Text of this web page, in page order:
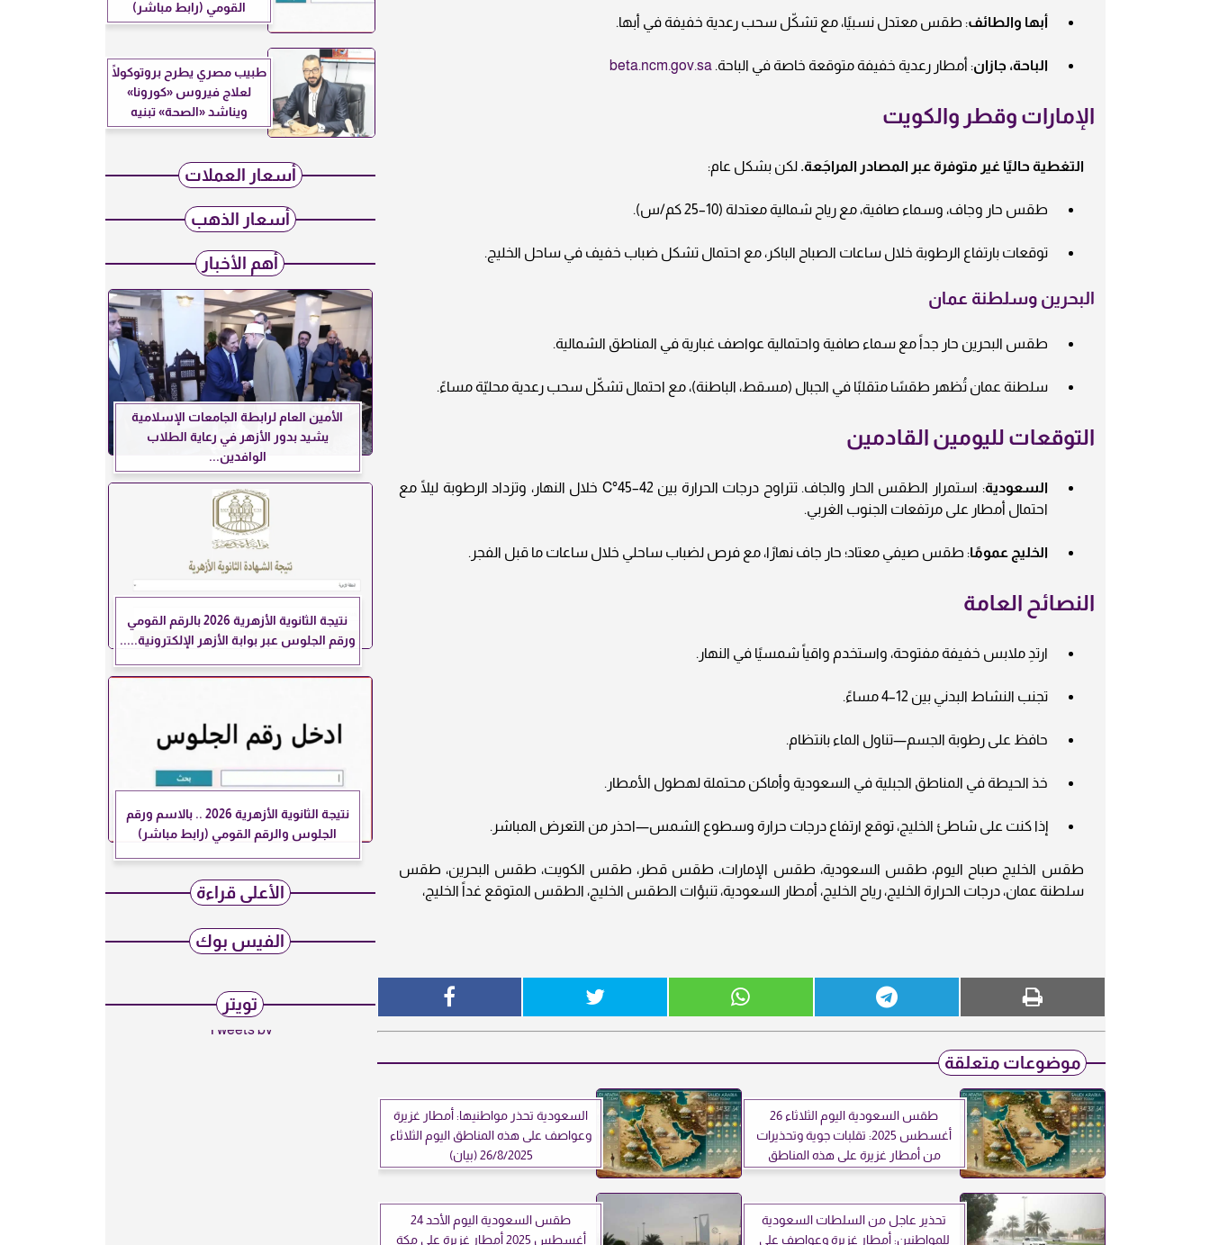
أبها والطائف: طقس معتدل نسبيًا، مع تشكّل سحب رعدية خفيفة في أبها.
الباحة، جازان: أمطار رعدية خفيفة متوقعة خاصة في الباحة.beta.ncm.gov.sa
الإمارات وقطر والكويت
التغطية حاليًا غير متوفرة عبر المصادر المراجَعة. لكن بشكل عام:
طقس حار وجاف، وسماء صافية، مع رياح شمالية معتدلة (10–25 كم/س).
توقعات بارتفاع الرطوبة خلال ساعات الصباح الباكر، مع احتمال تشكل ضباب خفيف في ساحل الخليج.
البحرين وسلطنة عمان
طقس البحرين حار جداً مع سماء صافية واحتمالية عواصف غبارية في المناطق الشمالية.
سلطنة عمان تُظهر طقسًا متقلبًا في الجبال (مسقط، الباطنة)، مع احتمال تشكّل سحب رعدية محليّة مساءً.
التوقعات لليومين القادمين
السعودية
: استمرار الطقس الحار والجاف. تتراوح درجات الحرارة بين 42–45°C خلال النهار، وتزداد الرطوبة ليلًا مع
احتمال أمطار على مرتفعات الجنوب الغربي.
الخليج عمومًا: طقس صيفي معتاد؛ حار جاف نهارًا، مع فرص لضباب ساحلي خلال ساعات ما قبل الفجر.
النصائح العامة
ارتدِ ملابس خفيفة مفتوحة، واستخدم واقياً شمسيًا في النهار.
تجنب النشاط البدني بين 12–4 مساءً.
حافظ على رطوبة الجسم—تناول الماء بانتظام.
خذ الحيطة في المناطق الجبلية في السعودية وأماكن محتملة لهطول الأمطار.
إذا كنت على شاطئ الخليج، توقع ارتفاع درجات حرارة وسطوع الشمس—احذر من التعرض المباشر.
طقس الخليج صباح اليوم، طقس السعودية، طقس الإمارات، طقس قطر، طقس الكويت، طقس البحرين، طقس
سلطنة عمان، درجات الحرارة الخليج، رياح الخليج، أمطار السعودية، تنبؤات الطقس الخليج، الطقس المتوقع غداً الخليج،
موضوعات متعلقة
طقس السعودية اليوم الثلاثاء 26
أغسطس 2025: تقلبات جوية وتحذيرات
من أمطار غزيرة على هذه المناطق
السعودية تحذر مواطنيها: أمطار غزيرة
وعواصف على هذه المناطق اليوم الثلاثاء
26/8/2025 (بيان)
تحذير عاجل من السلطات السعودية
للمواطنين: أمطار غزيرة وعواصف على
طقس السعودية اليوم الأحد 24
أغسطس 2025 أمطار غزيرة على مكة
القومي (رابط مباشر)
طبيب مصري يطرح بروتوكولًا
لعلاج فيروس «كورونا»
ويناشد «الصحة» تبنيه
أسعار العملات
أسعار الذهب
أهم الأخبار
الأمين العام لرابطة الجامعات الإسلامية
يشيد بدور الأزهر في رعاية الطلاب
الوافدين...
نتيجة الثانوية الأزهرية 2026 بالرقم القومي
ورقم الجلوس عبر بوابة الأزهر الإلكترونية.....
نتيجة الثانوية الأزهرية 2026 .. بالاسم ورقم
الجلوس والرقم القومي (رابط مباشر)
الأعلى قراءة
الفيس بوك
تويتر
Tweets by